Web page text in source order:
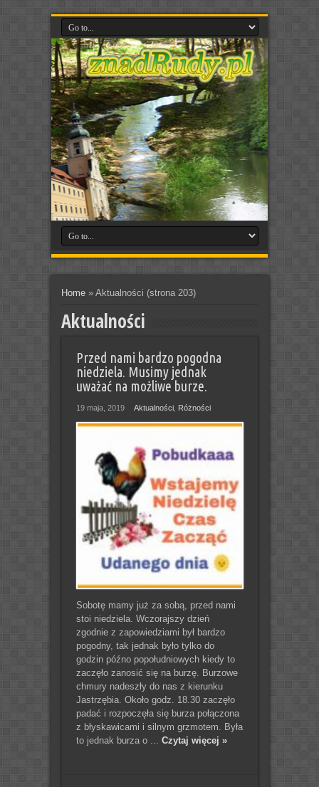
Home» Aktualności (strona 203)
Aktualności
Przed nami bardzo pogodna
niedziela. Musimy jednak
uważać na możliwe burze.
19 maja, 2019 Aktualności, Różności
Sobotę mamy już za sobą, przed nami
stoi niedziela. Wczorajszy dzień
zgodnie z zapowiedziami był bardzo
pogodny, tak jednak było tylko do
godzin późno popołudniowych kiedy to
zaczęło zanosić się na burzę. Burzowe
chmury nadeszły do nas z kierunku
Jastrzębia. Około godz. 18.30 zaczęło
padać i rozpoczęła się burza połączona
z błyskawicami i silnym grzmotem. Była
to jednak burza o ... Czytaj więcej »